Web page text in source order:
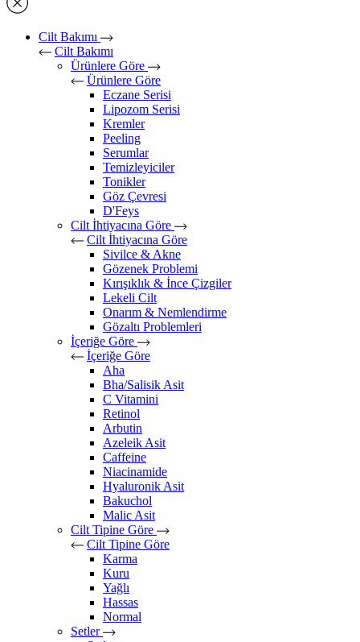
Cilt Bakımı
Cilt Bakımı
Ürünlere Göre
Ürünlere Göre
Eczane Serisi
Lipozom Serisi
Kremler
Peeling
Serumlar
Temizleyiciler
Tonikler
Göz Çevresi
D'Feys
Cilt İhtiyacına Göre
Cilt İhtiyacına Göre
Sivilce & Akne
Gözenek Problemi
Kırışıklık & İnce Çizgiler
Lekeli Cilt
Onarım & Nemlendirme
Gözaltı Problemleri
İçeriğe Göre
İçeriğe Göre
Aha
Bha/Salisik Asit
C Vitamini
Retinol
Arbutin
Azeleik Asit
Caffeine
Niacinamide
Hyaluronik Asit
Bakuchol
Malic Asit
Cilt Tipine Göre
Cilt Tipine Göre
Karma
Kuru
Yağlı
Hassas
Normal
Setler